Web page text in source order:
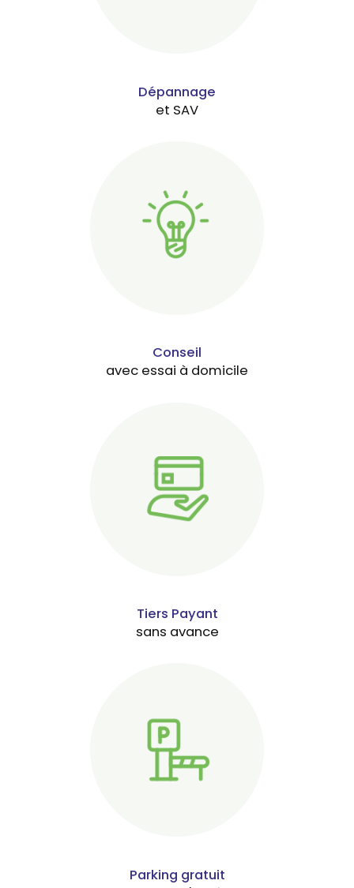
Dépannage
et SAV
Conseil
avec essai à domicile
Tiers Payant
sans avance
Parking gratuit